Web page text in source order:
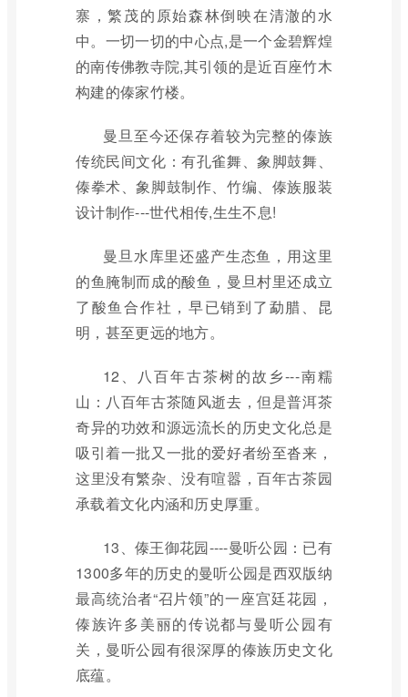
寨，繁茂的原始森林倒映在清澈的水
中。一切一切的中心点,是一个金碧辉煌
的南传佛教寺院,其引领的是近百座竹木
构建的傣家竹楼。
曼旦至今还保存着较为完整的傣族
传统民间文化：有孔雀舞、象脚鼓舞、
傣拳术、象脚鼓制作、竹编、傣族服装
设计制作---世代相传,生生不息!
曼旦水库里还盛产生态鱼，用这里
的鱼腌制而成的酸鱼，曼旦村里还成立
了酸鱼合作社，早已销到了勐腊、昆
明，甚至更远的地方。
12、八百年古茶树的故乡---南糯
山：八百年古茶随风逝去，但是普洱茶
奇异的功效和源远流长的历史文化总是
吸引着一批又一批的爱好者纷至沓来，
这里没有繁杂、没有喧嚣，百年古茶园
承载着文化内涵和历史厚重。
13、傣王御花园----曼听公园：已有
1300多年的历史的曼听公园是西双版纳
最高统治者“召片领”的一座宫廷花园，
傣族许多美丽的传说都与曼听公园有
关，曼听公园有很深厚的傣族历史文化
底蕴。